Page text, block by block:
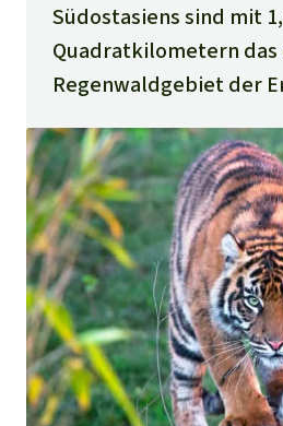
Südostasiens sind mit
Quadratkilometern
Regenwaldgebiet der